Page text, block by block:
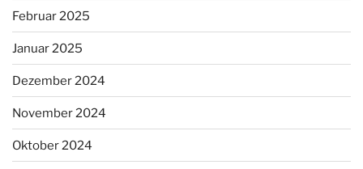
Februar 2025
Januar 2025
Dezember 2024
November 2024
Oktober 2024